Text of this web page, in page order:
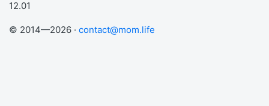
12.01
© 2014—2026 · contact@mom.life